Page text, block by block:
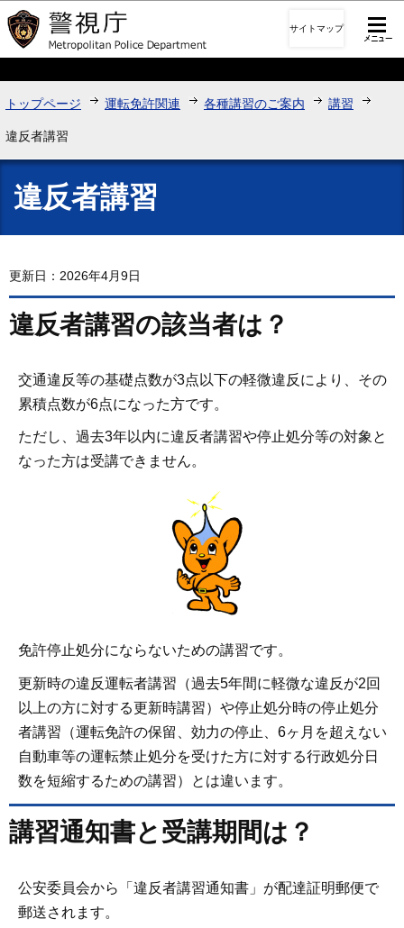
このページの本文へ移動
サイトマップ
トップページ 運転免許関連 各種講習のご案内 講習
違反者講習
違反者講習
更新日：2026年4月9日
違反者講習の該当者は？
交通違反等の基礎点数が3点以下の軽微違反により、その
累積点数が6点になった方です。
ただし、過去3年以内に違反者講習や停止処分等の対象と
なった方は受講できません。
免許停止処分にならないための講習です。
更新時の違反運転者講習（過去5年間に軽微な違反が2回
以上の方に対する更新時講習）や停止処分時の停止処分
者講習（運転免許の保留、効力の停止、6ヶ月を超えない
自動車等の運転禁止処分を受けた方に対する行政処分日
数を短縮するための講習）とは違います。
講習通知書と受講期間は？
公安委員会から「違反者講習通知書」が配達証明郵便で
郵送されます。